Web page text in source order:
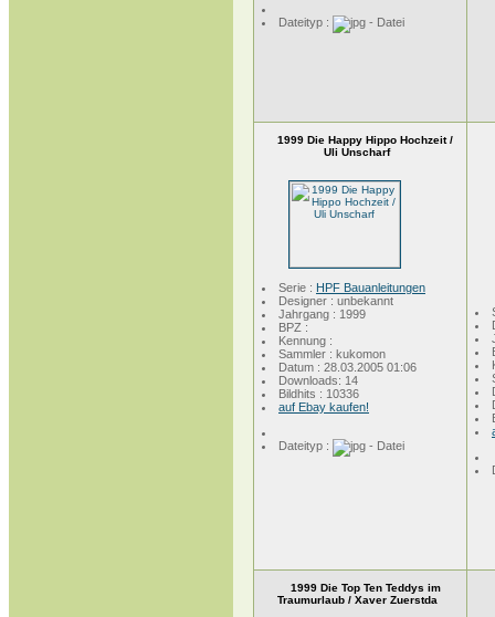
Dateityp :
1999 Die Happy Hippo Hochzeit /
Uli Unscharf
Serie : HPF Bauanleitungen
Designer : unbekannt
Jahrgang : 1999
BPZ :
Kennung :
Sammler : kukomon
Datum : 28.03.2005 01:06
Downloads: 14
Bildhits : 10336
auf Ebay kaufen!
Dateityp :
1999 Die Top Ten Teddys im
Traumurlaub / Xaver Zuerstda